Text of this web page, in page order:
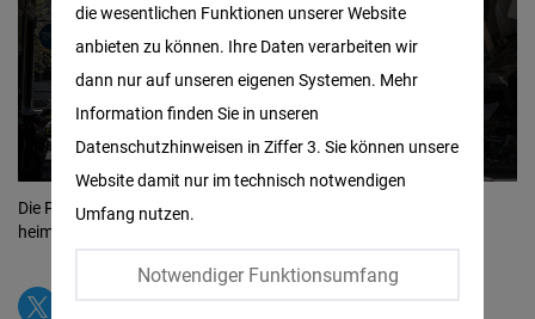
Die Provinz Hatay wurden von verheerenden Erdbeben
heimgesucht.
die wesentlichen Funktionen unserer Website
anbieten zu können. Ihre Daten verarbeiten wir
dann nur auf unseren eigenen Systemen. Mehr
Information finden Sie in unseren
Datenschutzhinweisen in Ziffer 3. Sie können unsere
Website damit nur im technisch notwendigen
Umfang nutzen.
Notwendiger Funktionsumfang
Facebook
Embed
Twitter
Embed
Instagram